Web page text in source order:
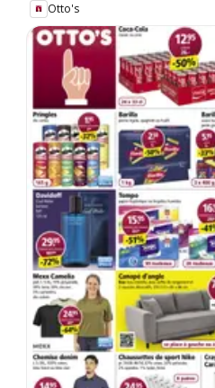
Otto's